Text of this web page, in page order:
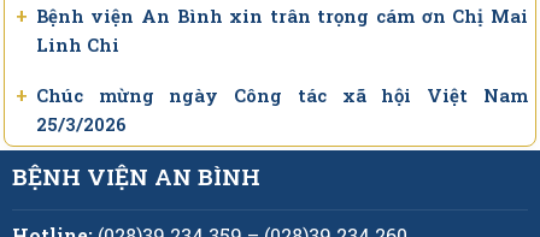
+ Danh sách người hoàn thành thực hành khám
bệnh, chữa bệnh Tháng 3.2026
+ Bệnh viện An Bình xin trân trọng cám ơn Chị Mai
Linh Chi
+ Chúc mừng ngày Công tác xã hội Việt Nam
25/3/2026
+ Bệnh viện An Bình chăm lo, hỗ trợ chi phí điều trị
BỆNH VIỆN AN BÌNH